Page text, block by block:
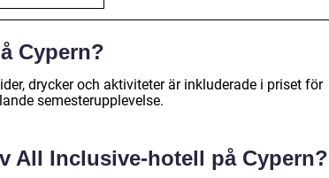
Cypern?
drycker och aktiviteter är inkluderade i priset för
semesterupplevelse.
All Inclusive-hotell på Cypern?